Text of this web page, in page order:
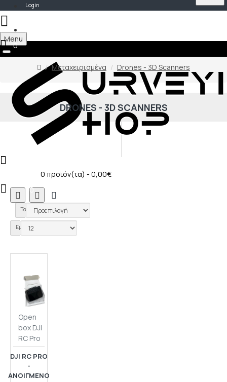
Login
Menu
0
0 προϊόν(τα) - 0,00€
0
Μεταχειρισμένα Drones - 3D Scanners
DRONES - 3D SCANNERS
Ταξινόμηση:
Εμφάνιση:
Open
box DJI
RC Pro
DJI RC PRO
-
ΑΝΟΙΓΜΈΝΟ